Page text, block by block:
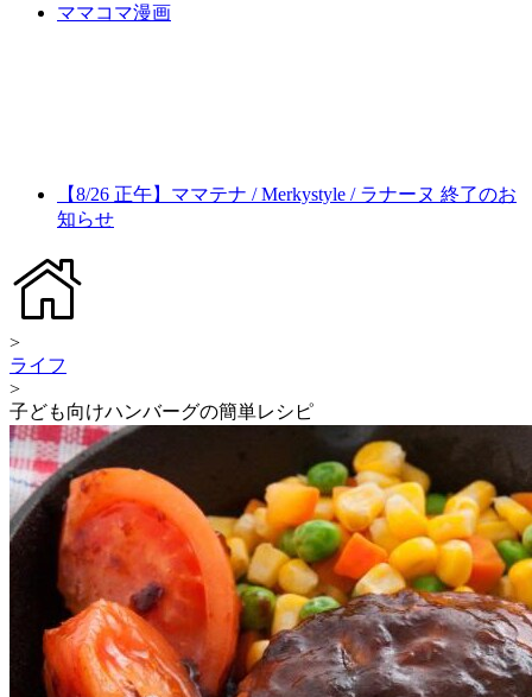
ママコマ漫画
【8/26 正午】ママテナ / Merkystyle / ラナーヌ 終了のお
知らせ
>
ライフ
>
子ども向けハンバーグの簡単レシピ